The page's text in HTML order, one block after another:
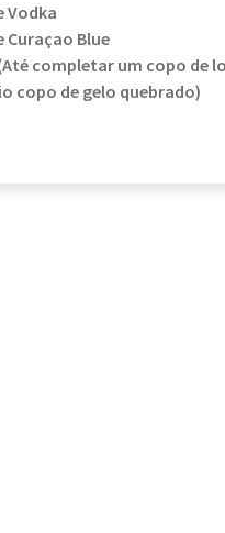
Vodka
Curaçao Blue
completar um copo de
copo de gelo quebrado)